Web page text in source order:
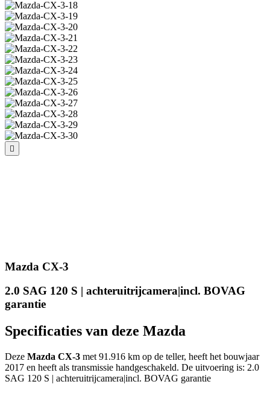
Mazda CX-3
2.0 SAG 120 S | achteruitrijcamera|incl. BOVAG
garantie
Specificaties van deze Mazda
Deze Mazda CX-3 met 91.916 km op de teller, heeft het bouwjaar
2017 en heeft als transmissie handgeschakeld. De uitvoering is: 2.0
SAG 120 S | achteruitrijcamera|incl. BOVAG garantie